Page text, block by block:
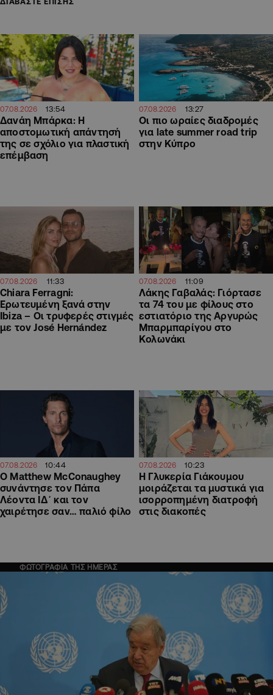
07.08.2026 13:54
Δανάη Μπάρκα: Η
αποστομωτική απάντησή
της σε σχόλιο για πλαστική
επέμβαση
07.08.2026 13:27
Οι πιο ωραίες διαδρομές
για late summer road trip
στην Κύπρο
07.08.2026 11:33
Chiara Ferragni:
Ερωτευμένη ξανά στην
Ibiza – Οι τρυφερές στιγμές
με τον José Hernández
07.08.2026 11:09
Λάκης Γαβαλάς: Γιόρτασε
τα 74 του με φίλους στο
εστιατόριο της Αργυρώς
Μπαρμπαρίγου στο
Κολωνάκι
07.08.2026 10:44
Ο Matthew McConaughey
συνάντησε τον Πάπα
Λέοντα ΙΔ΄ και τον
χαιρέτησε σαν… παλιό φίλο
07.08.2026 10:23
H Γλυκερία Γιάκουμου
μοιράζεται τα μυστικά για
ισορροπημένη διατροφή
στις διακοπές
ΦΩΤΟΓΡΑΦΙΑ ΤΗΣ ΗΜΕΡΑΣ